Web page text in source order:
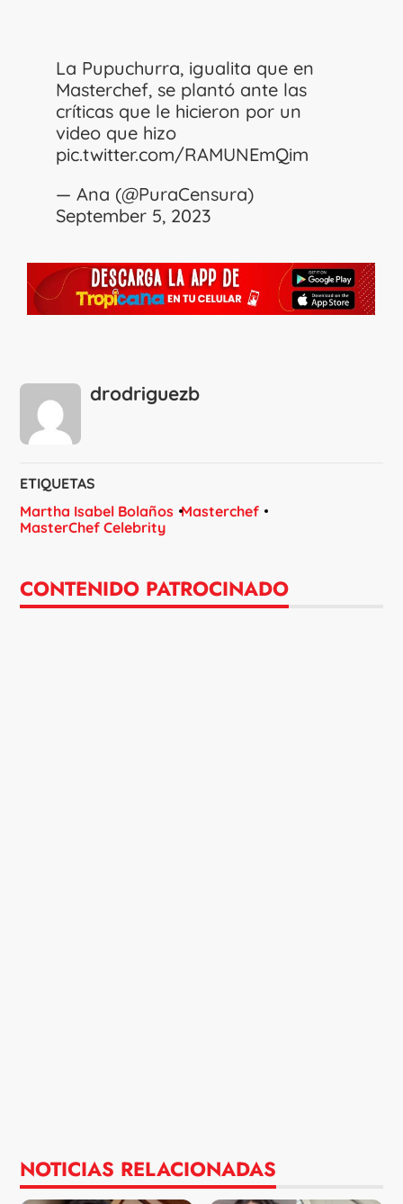
La Pupuchurra, igualita que en
Masterchef, se plantó ante las
críticas que le hicieron por un
video que hizo
pic.twitter.com/RAMUNEmQim
— Ana (@PuraCensura)
September 5, 2023
drodriguezb
ETIQUETAS
Martha Isabel Bolaños Masterchef
MasterChef Celebrity
CONTENIDO PATROCINADO
NOTICIAS RELACIONADAS